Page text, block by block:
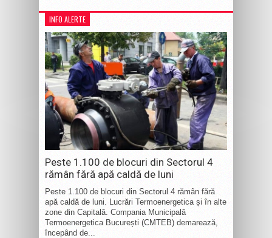
INFO ALERTE
Peste 1.100 de blocuri din Sectorul 4
rămân fără apă caldă de luni
Peste 1.100 de blocuri din Sectorul 4 rămân fără
apă caldă de luni. Lucrări Termoenergetica și în alte
zone din Capitală. Compania Municipală
Termoenergetica București (CMTEB) demarează,
începând de...